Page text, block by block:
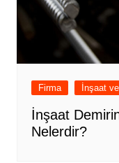
Firma İnşaat
İnşaat
Nelerdir?